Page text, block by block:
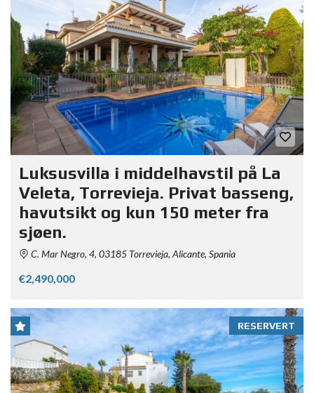
Luksusvilla i middelhavstil på La
Veleta, Torrevieja. Privat basseng,
havutsikt og kun 150 meter fra
sjøen.
C. Mar Negro, 4, 03185 Torrevieja, Alicante, Spania
€2,490,000
RESERVERT